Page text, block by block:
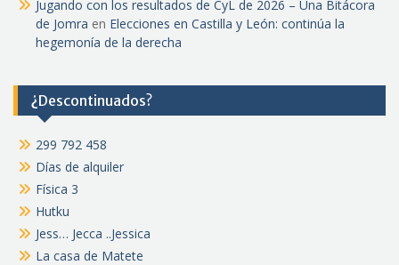
Jugando con los resultados de CyL de 2026 – Una Bitácora
de Jomra en Elecciones en Castilla y León: continúa la
hegemonía de la derecha
¿Descontinuados?
299 792 458
Días de alquiler
Física 3
Hutku
Jess… Jecca ..Jessica
La casa de Matete